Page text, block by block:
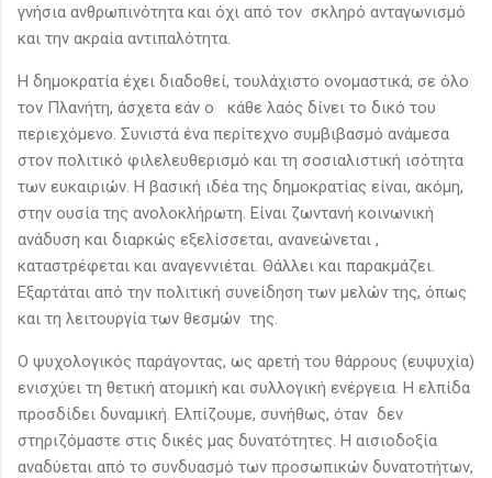
γνήσια ανθρωπινότητα και όχι από τον σκληρό ανταγωνισμό
και την ακραία αντιπαλότητα.
Η δημοκρατία έχει διαδοθεί, τουλάχιστο ονομαστικά, σε όλο
τον Πλανήτη, άσχετα εάν ο κάθε λαός δίνει το δικό του
περιεχόμενο. Συνιστά ένα περίτεχνο συμβιβασμό ανάμεσα
στον πολιτικό φιλελευθερισμό και τη σοσιαλιστική ισότητα
των ευκαιριών. Η βασική ιδέα της δημοκρατίας είναι, ακόμη,
στην ουσία της ανολοκλήρωτη. Είναι ζωντανή κοινωνική
ανάδυση και διαρκώς εξελίσσεται, ανανεώνεται ,
καταστρέφεται και αναγεννιέται. Θάλλει και παρακμάζει.
Εξαρτάται από την πολιτική συνείδηση των μελών της, όπως
και τη λειτουργία των θεσμών της.
Ο ψυχολογικός παράγοντας, ως αρετή του θάρρους (ευψυχία)
ενισχύει τη θετική ατομική και συλλογική ενέργεια. Η ελπίδα
προσδίδει δυναμική. Ελπίζουμε, συνήθως, όταν δεν
στηριζόμαστε στις δικές μας δυνατότητες. Η αισιοδοξία
αναδύεται από το συνδυασμό των προσωπικών δυνατοτήτων,